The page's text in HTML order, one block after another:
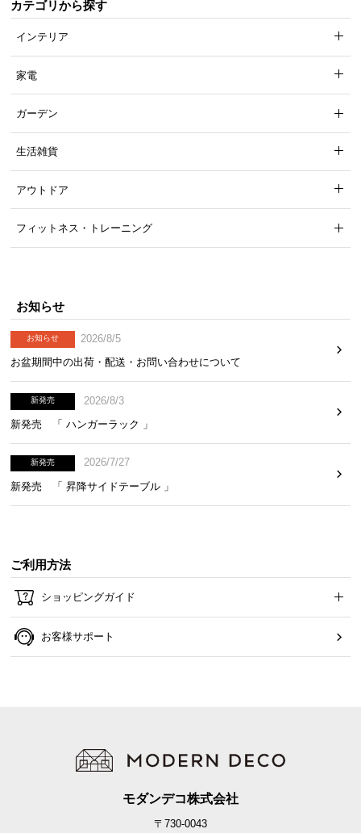
で、トータルでご満足頂けるように努めています。
安心と信頼の「3ヶ月保証」
機能の損壊・部品の紛失など予期せぬトラブルに
も無償で対応。ご購入3ヶ月以内に不具合が発生し
た場合、新しくご交換させて頂きます。
カテゴリから探す
インテリア
家電
ガーデン
生活雑貨
アウトドア
フィットネス・トレーニング
お知らせ
お知らせ
2026/8/5
お盆期間中の出荷・配送・お問い合わせについて
新発売
2026/8/3
新発売 「 ハンガーラック 」
新発売
2026/7/27
新発売 「 昇降サイドテーブル 」
ご利用方法
ショッピングガイド
お客様サポート
モダンデコ株式会社
〒730-0043